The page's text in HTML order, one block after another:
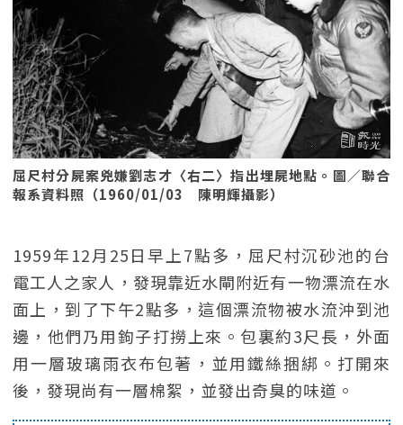
屈尺村分屍案兇嫌劉志才〈右二〉指出埋屍地點。圖／聯合
報系資料照（1960/01/03 陳明輝攝影）
1959年12月25日早上7點多，屈尺村沉砂池的台
電工人之家人，發現靠近水閘附近有一物漂流在水
面上，到了下午2點多，這個漂流物被水流沖到池
邊，他們乃用鉤子打撈上來。包裏約3尺長，外面
用一層玻璃雨衣布包著，並用鐵絲捆綁。打開來
後，發現尚有一層棉絮，並發出奇臭的味道。